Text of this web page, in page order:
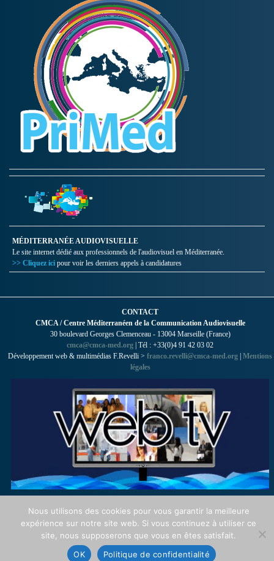
MÉDITERRANÉE AUDIOVISUELLE
Le site internet dédié aux professionnels de l'audiovisuel en Méditerranée.
>> Cliquez ici pour voir les derniers appels à candidatures
CONTACT
CMCA / Centre Méditerranéen de la Communication Audiovisuelle
30 boulevard Georges Clemenceau - 13004 Marseille (France)
cmca@cmca-med.org | Tél : +33(0)4 91 42 03 02
Développement web & multimédias F.Revelli > franco.revelli@cmca-med.org | Mentions
légales
Nous utilisons des cookies pour vous garantir la meilleure
expérience sur notre site web. Si vous continuez à utiliser ce
site, nous supposerons que vous en êtes satisfait.
OK
Politique de confidentialité